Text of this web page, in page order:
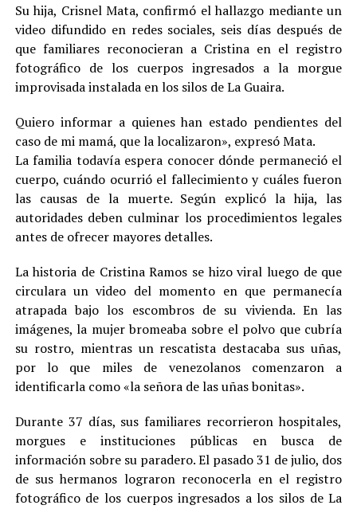
Su hija, Crisnel Mata, confirmó el hallazgo mediante un
video difundido en redes sociales, seis días después de
que familiares reconocieran a Cristina en el registro
fotográfico de los cuerpos ingresados a la morgue
improvisada instalada en los silos de La Guaira.
Quiero informar a quienes han estado pendientes del
caso de mi mamá, que la localizaron», expresó Mata.
La familia todavía espera conocer dónde permaneció el
cuerpo, cuándo ocurrió el fallecimiento y cuáles fueron
las causas de la muerte. Según explicó la hija, las
autoridades deben culminar los procedimientos legales
antes de ofrecer mayores detalles.
La historia de Cristina Ramos se hizo viral luego de que
circulara un video del momento en que permanecía
atrapada bajo los escombros de su vivienda. En las
imágenes, la mujer bromeaba sobre el polvo que cubría
su rostro, mientras un rescatista destacaba sus uñas,
por lo que miles de venezolanos comenzaron a
identificarla como «la señora de las uñas bonitas».
Durante 37 días, sus familiares recorrieron hospitales,
morgues e instituciones públicas en busca de
información sobre su paradero. El pasado 31 de julio, dos
de sus hermanos lograron reconocerla en el registro
fotográfico de los cuerpos ingresados a los silos de La